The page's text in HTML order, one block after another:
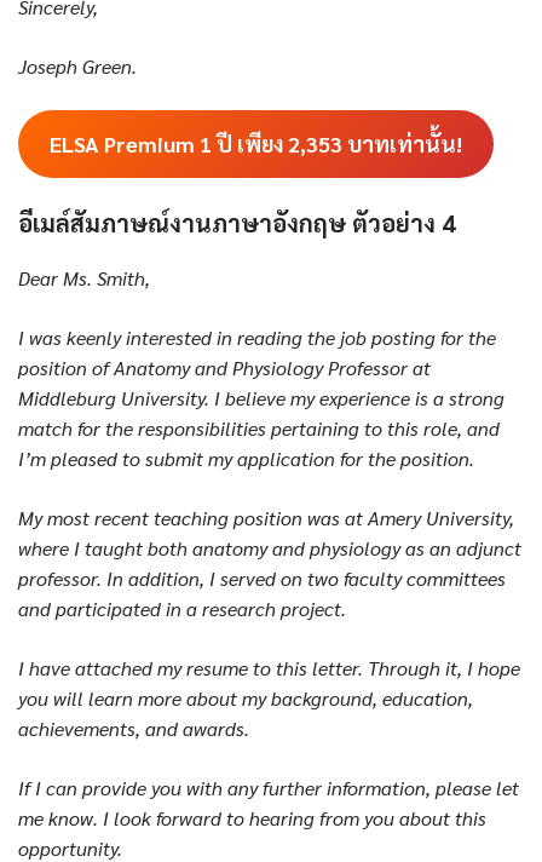
Sincerely,
Joseph Green.
ELSA Premium 1 ปี เพียง2,353 บาทเท่านั้น!
อีเมล์สัมภาษณ์งานภาษาอังกฤษ ตัวอย่าง 4
Dear Ms. Smith,
I was keenly interested in reading the job posting for the
position of Anatomy and Physiology Professor at
Middleburg University. I believe my experience is a strong
match for the responsibilities pertaining to this role, and
I’m pleased to submit my application for the position.
My most recent teaching position was at Amery University,
where I taught both anatomy and physiology as an adjunct
professor. In addition, I served on two faculty committees
and participated in a research project.
I have attached my resume to this letter. Through it, I hope
you will learn more about my background, education,
achievements, and awards.
If I can provide you with any further information, please let
me know. I look forward to hearing from you about this
opportunity.